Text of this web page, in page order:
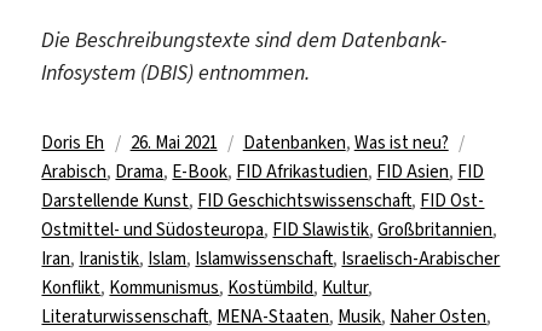
Die Beschreibungstexte sind dem Datenbank-
Infosystem (DBIS) entnommen.
Autor
Doris Eh
Veröffentlicht
am
26. Mai 2021 Kategorien
Datenbanken, Was ist neu?
Arabisch, Drama, E-Book, FID Afrikastudien, FID Asien, FID
Darstellende Kunst, FID Geschichtswissenschaft, FID Ost-
Ostmittel- und Südosteuropa, FID Slawistik,Großbritannien,
Iran, Iranistik, Islam, Islamwissenschaft, Israelisch-Arabischer
Konflikt, Kommunismus, Kostümbild, Kultur,
Literaturwissenschaft, MENA-Staaten, Musik, Naher Osten,